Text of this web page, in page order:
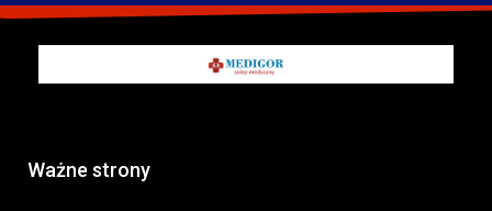
Ważne strony